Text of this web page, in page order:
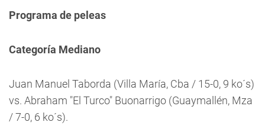
Programa de peleas
Categoría Mediano
Juan Manuel Taborda (Villa María, Cba / 15-0, 9 ko´s)
vs. Abraham "El Turco" Buonarrigo (Guaymallén, Mza
/ 7-0, 6 ko´s).